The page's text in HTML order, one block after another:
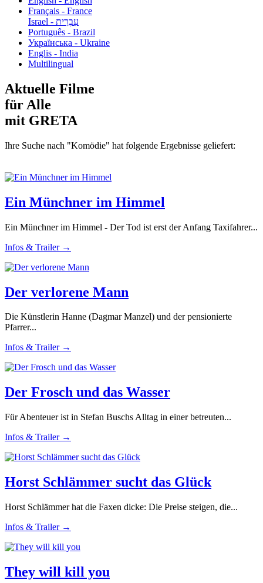
Français - France
עִבְרִית - Israel
Português - Brazil
Українська - Ukraine
Englis - India
Multilingual
Aktuelle Filme
für Alle
mit GRETA
Ihre Suche nach "Komödie" hat folgende Ergebnisse geliefert:
Ein Münchner im Himmel
Ein Münchner im Himmel - Der Tod ist erst der Anfang Taxifahrer...
Infos & Trailer →
Der verlorene Mann
Die Künstlerin Hanne (Dagmar Manzel) und der pensionierte
Pfarrer...
Infos & Trailer →
Der Frosch und das Wasser
Für Abenteuer ist in Stefan Buschs Alltag in einer betreuten...
Infos & Trailer →
Horst Schlämmer sucht das Glück
Horst Schlämmer hat die Faxen dicke: Die Preise steigen, die...
Infos & Trailer →
They will kill you